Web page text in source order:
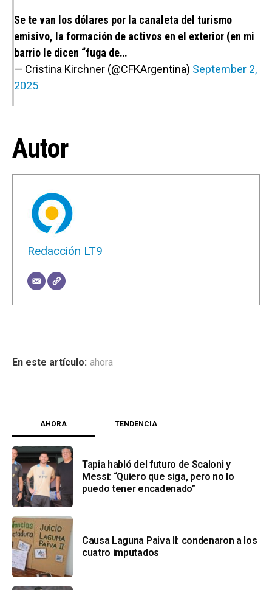
Se te van los dólares por la canaleta del turismo
emisivo, la formación de activos en el exterior (en mi
barrio le dicen “fuga de…
— Cristina Kirchner (@CFKArgentina) September 2,
2025
Autor
Redacción LT9
ahora
AHORA TENDENCIA
Tapia habló del futuro de Scaloni y
Messi: “Quiero que siga, pero no lo
puedo tener encadenado”
Causa Laguna Paiva II: condenaron a los
cuatro imputados